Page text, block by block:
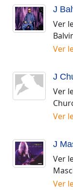
J
Ver
Ver
J
Ver
Ver
J
Ver
Ver